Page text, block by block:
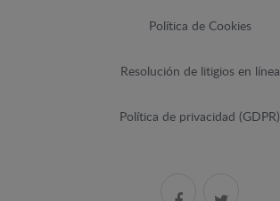
Política de Cookies
Resolución de litigios en línea
Política de privacidad (GDPR)